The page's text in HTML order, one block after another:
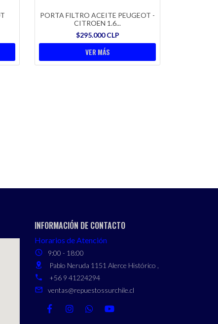
PORTA FILTRO ACEITE PEUGEOT -
CITROEN 1.6...
$295.000 CLP
VER MÁS
INFORMACIÓN DE CONTACTO
Horarios de Atención
9:00 - 18:00
Pablo Neruda 1151 Alerce Histórico ,
+56 9 41224294
ventas@repuestossurchile.cl